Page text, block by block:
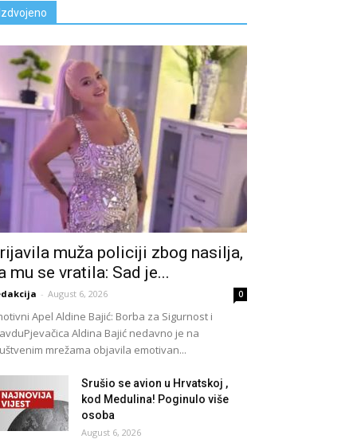
Izdvojeno
muža policiji zbog nasiIja,
mu se vratila: Sad je...
- August 6, 2026 0
Apel Aldine Bajić: Borba za Sigurnost i
Aldina Bajić nedavno je na
mrežama objavila emotivan...
Srušio se avion u Hrvatskoj ,
kod Medulina! Poginulo više
osoba
August 6, 2026